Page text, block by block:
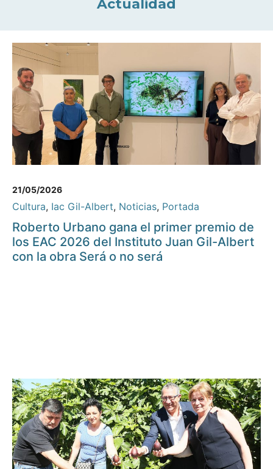
Actualidad
21/05/2026
Cultura, Iac Gil-Albert, Noticias, Portada
Roberto Urbano gana el primer premio de
los EAC 2026 del Instituto Juan Gil-Albert
con la obra Será o no será